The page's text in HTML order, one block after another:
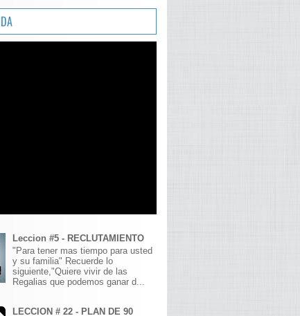
Leccion #5 - RECLUTAMIENTO
"Para tener mas tiempo para usted
y su familia" Recuerde lo
siguiente,"Quiere vivir de las
Regalias que podemos ganar d...
LECCION # 22 - PLAN DE 90